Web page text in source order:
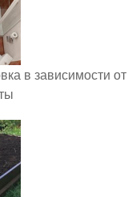
в зависимости от